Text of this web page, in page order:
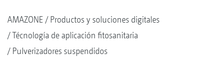
AMAZONE
Productos y soluciones digitales
Técnología de aplicación fitosanitaria
Pulverizadores suspendidos